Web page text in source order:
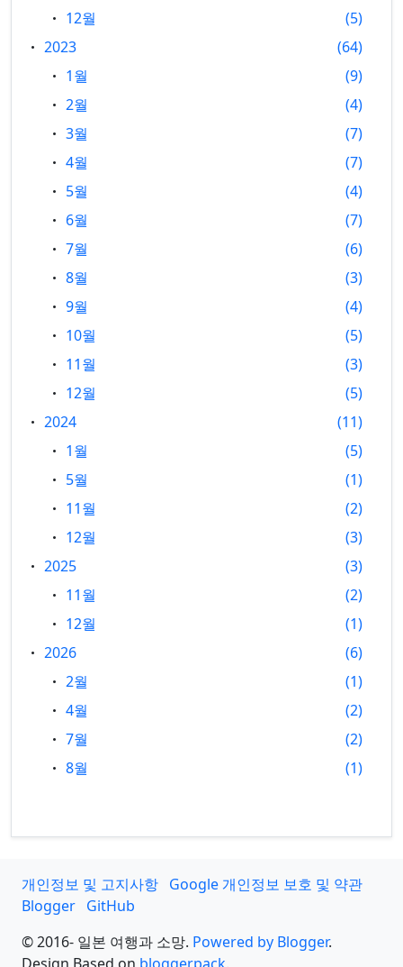
12월
5
2023
64
1월
9
2월
4
3월
7
4월
7
5월
4
6월
7
7월
6
8월
3
9월
4
10월
5
11월
3
12월
5
2024
11
1월
5
5월
1
11월
2
12월
3
2025
3
11월
2
12월
1
2026
6
2월
1
4월
2
7월
2
8월
1
개인정보 및 고지사항 Google 개인정보 보호 및 약관
Blogger GitHub
© 2016- 일본 여행과 소망. Powered by Blogger.